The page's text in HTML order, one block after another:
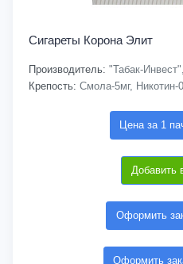
Сигареты Корона Элит
Производитель: "Табак-
Крепость: Смола-5мг, Никотин-
Цена за 1
Добавить
Оформить
Оформить